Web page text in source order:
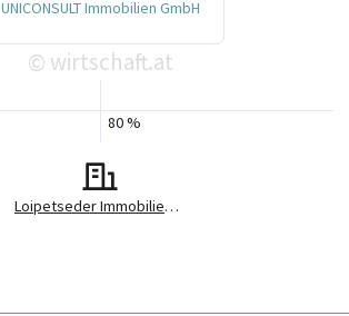
UNICONSULT Immobilien GmbH
© wirtschaft.at
Loipetseder Immobilien GmbH
80 %